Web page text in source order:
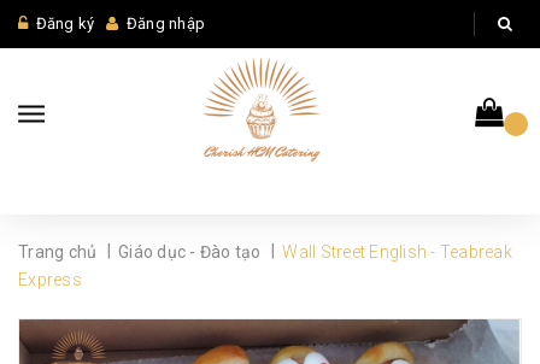
Đăng ký Đăng nhập
Trang chủ Giáo dục - Đào tạo
Wall Street English - Teabreak
Express